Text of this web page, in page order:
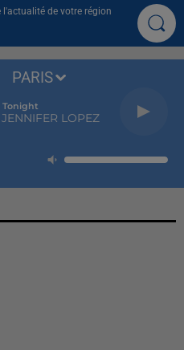
l'actualité de votre région
Tonight
LOPEZ
PARIS